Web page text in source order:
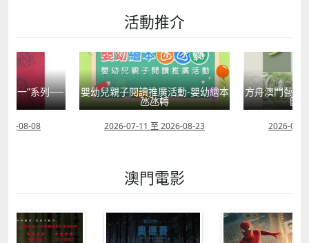
活動推介
第一”系列──
08-08
嬰幼兒親子閱讀推廣活動-嬰幼繪本
氹氹轉
2026-07-11 至 2026-08-23
方舟澳門藝術
匯
2026-08-
澳門電影